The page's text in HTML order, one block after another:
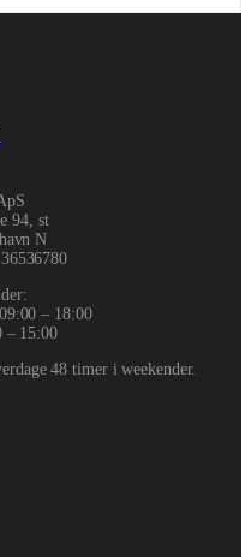
94, st
N
36536780
– 18:00
– 15:00
48 timer i weekender.